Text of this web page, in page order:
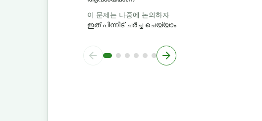
이 문제는 나중에 논의하자
ഇത് പിന്നീട് ചർച്ച ചെയ്യാം